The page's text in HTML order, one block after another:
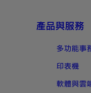
產品與服務
多功能事
印表機
軟體與雲